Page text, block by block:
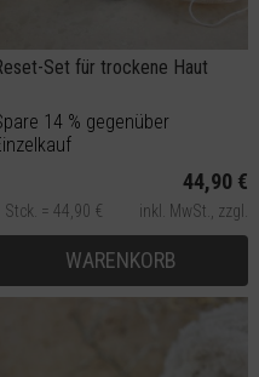
Set für trockene Haut
14 % gegenüber
44,90 €
Stck. = 44,90 € inkl. MwSt., zzgl.
Versand
WARENKORB